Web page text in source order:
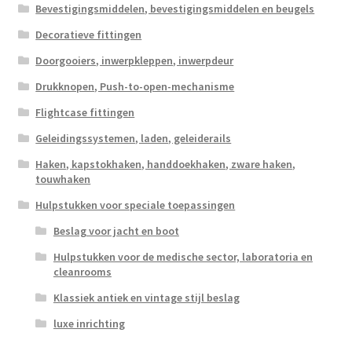
Bevestigingsmiddelen, bevestigingsmiddelen en beugels
Decoratieve fittingen
Doorgooiers, inwerpkleppen, inwerpdeur
Drukknopen, Push-to-open-mechanisme
Flightcase fittingen
Geleidingssystemen, laden, geleiderails
Haken, kapstokhaken, handdoekhaken, zware haken,
touwhaken
Hulpstukken voor speciale toepassingen
Beslag voor jacht en boot
Hulpstukken voor de medische sector, laboratoria en
cleanrooms
Klassiek antiek en vintage stijl beslag
luxe inrichting